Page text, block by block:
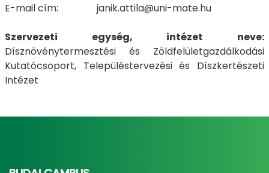
E-mail cím: janik.attila@uni-mate.hu
Szervezeti egység, intézet neve:
Dísznövénytermesztési és Zöldfelületgazdálkodási
Kutatócsoport, Településtervezési és Díszkertészeti
Intézet